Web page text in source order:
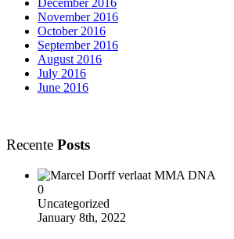
December 2016
November 2016
October 2016
September 2016
August 2016
July 2016
June 2016
Recente Posts
0
Uncategorized
January 8th, 2022